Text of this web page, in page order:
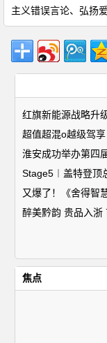
主义错误言论、弘扬
红旗新能源战略升
超值超混o越级驾
淮安成功举办第四
Stage5︱盖特登顶
又爆了！《舍得智
醉美黔韵 贵品入浙
焦点